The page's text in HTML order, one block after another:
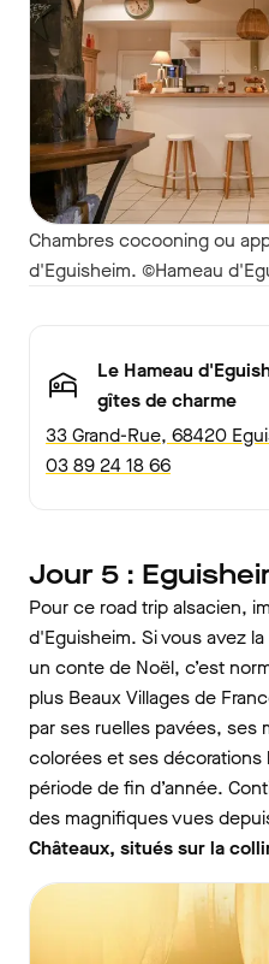
Chambres cocooning ou
d'Eguisheim. ©Hameau
Le Hameau
gîtes de charme
33 Grand-Rue, 68420
03 89 24 18 66
Jour 5 :
Pour ce road trip alsacien,
d'Eguisheim. Si vous avez
un conte de Noël, c’est
plus Beaux Villages de
par ses ruelles pavées, ses
colorées et ses décorations
période de fin d’année.
des magnifiques vues
Châteaux, situés sur la